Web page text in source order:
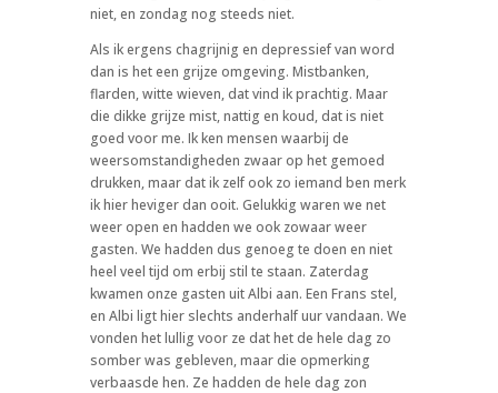
niet, en zondag nog steeds niet.
Als ik ergens chagrijnig en depressief van word
dan is het een grijze omgeving. Mistbanken,
flarden, witte wieven, dat vind ik prachtig. Maar
die dikke grijze mist, nattig en koud, dat is niet
goed voor me. Ik ken mensen waarbij de
weersomstandigheden zwaar op het gemoed
drukken, maar dat ik zelf ook zo iemand ben merk
ik hier heviger dan ooit. Gelukkig waren we net
weer open en hadden we ook zowaar weer
gasten. We hadden dus genoeg te doen en niet
heel veel tijd om erbij stil te staan. Zaterdag
kwamen onze gasten uit Albi aan. Een Frans stel,
en Albi ligt hier slechts anderhalf uur vandaan. We
vonden het lullig voor ze dat het de hele dag zo
somber was gebleven, maar die opmerking
verbaasde hen. Ze hadden de hele dag zon